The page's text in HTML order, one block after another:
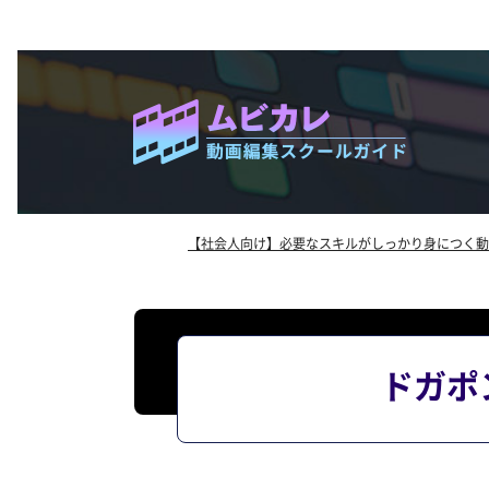
【社会人向け】必要なスキルがしっかり身につく
ドガ